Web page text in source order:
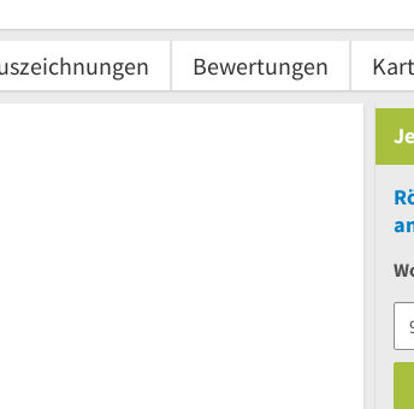
Bewertungen